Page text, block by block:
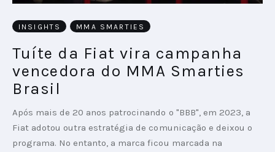
INSIGHTS MMA SMARTIES
Tuíte da Fiat vira campanha
vencedora do MMA Smarties
Brasil
Após mais de 20 anos patrocinando o "BBB", em 2023, a
Fiat adotou outra estratégia de comunicação e deixou o
programa. No entanto, a marca ficou marcada na